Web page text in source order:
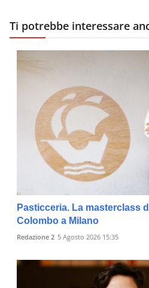
Ti potrebbe interessare
Pasticceria. La masterclass
Colombo a Milano
Redazione 2 5 Agosto 2026 15:35